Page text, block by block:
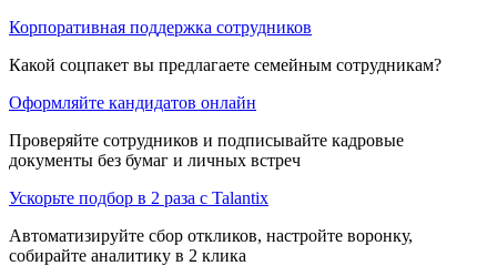
Корпоративная поддержка сотрудников
Какой соцпакет вы предлагаете семейным сотрудникам?
Оформляйте кандидатов онлайн
Проверяйте сотрудников и подписывайте кадровые
документы без бумаг и личных встреч
Ускорьте подбор в 2 раза с Talantix
Автоматизируйте сбор откликов, настройте воронку,
собирайте аналитику в 2 клика